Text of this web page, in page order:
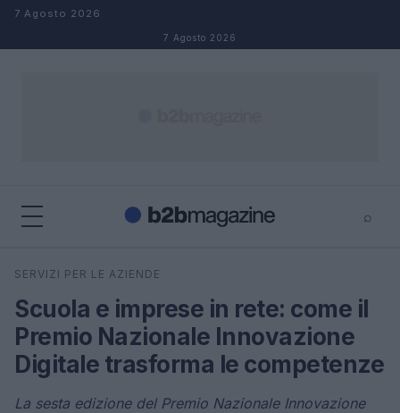
Salta al contenuto
7 Agosto 2026
7 Agosto 2026
⌕
Cerca
SERVIZI PER LE AZIENDE
Scuola e imprese in rete: come il
Premio Nazionale Innovazione
Digitale trasforma le competenze
La sesta edizione del Premio Nazionale Innovazione